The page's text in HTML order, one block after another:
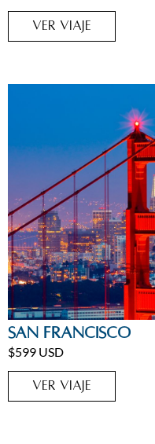
VER VIAJE
San Francisco
$599 USD
VER VIAJE
Ciudades,Estados Unidos